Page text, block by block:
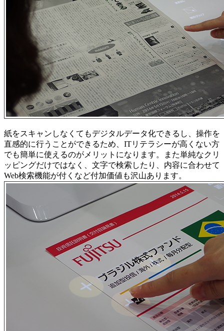
紙をスキャンしなくてもデジタルデータ化できるし、操作を
直感的に行うことができるため、ITリテラシーが高くない方
でも簡単に使えるのがメリットになります。また単純なクリ
ッピングだけではなく、文字で検索したり、内容に合わせて
Web検索機能が付くなど付加価値も沢山あります。